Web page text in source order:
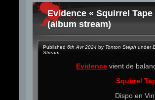
Evidence « Squirrel
(album stream)
Published 6th Avr 2024 by Tonton Steph under
Stream
Evidencevient de
Squirrel
Dispo en